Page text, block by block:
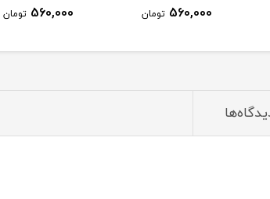
560,000 تومان 560,000 تومان